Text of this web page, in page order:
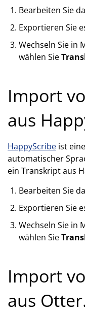
Bearbeiten Sie
Exportieren Sie
Wechseln Sie in
wählen Sie
Import
aus
HappyScribe ist
automatischer
ein Transkript aus
Bearbeiten Sie
Exportieren Sie
Wechseln Sie in
wählen Sie
Import
aus